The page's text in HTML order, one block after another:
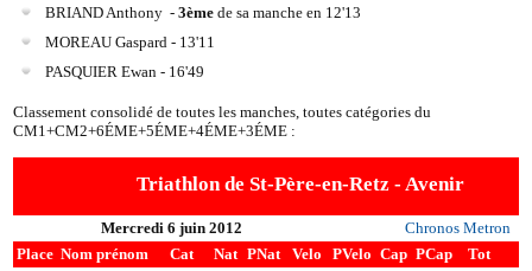
BRIAND Anthony -3ème de sa manche en 12'13
MOREAU Gaspard - 13'11
PASQUIER Ewan - 16'49
Classement consolidé de toutes les manches, toutes catégories du
CM1+CM2+6ÉME+5ÉME+4ÉME+3ÉME :
Triathlon de St-Père-en-Retz - Avenir
Mercredi 6 juin 2012
Chronos Metron
Place Nom prénom Cat Nat PNat Velo PVelo Cap PCap Tot